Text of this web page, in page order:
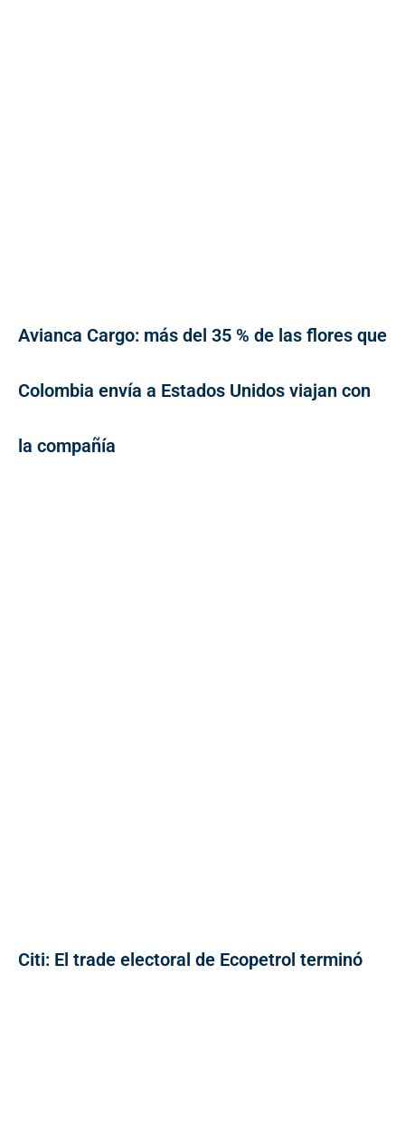
Avianca Cargo: más del 35 % de las flores que
Colombia envía a Estados Unidos viajan con
la compañía
Citi: El trade electoral de Ecopetrol terminó